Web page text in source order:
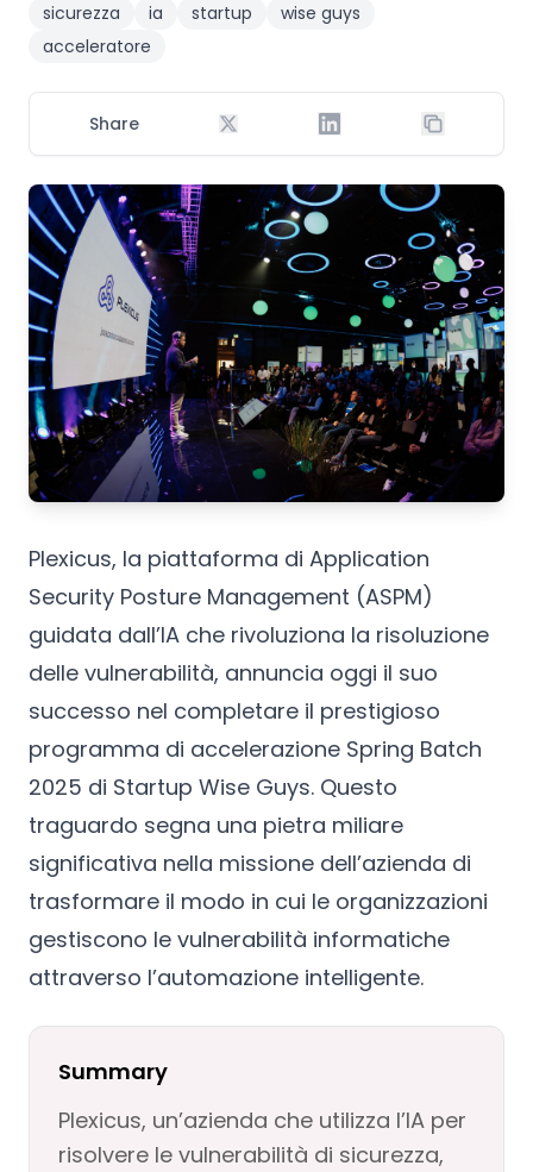
sicurezza ia startup
wise guys
acceleratore
Share
Plexicus, la piattaforma di Application
Security Posture Management (ASPM)
guidata dall’IA che rivoluziona la risoluzione
delle vulnerabilità, annuncia oggi il suo
successo nel completare il prestigioso
programma di accelerazione Spring Batch
2025 di Startup Wise Guys. Questo
traguardo segna una pietra miliare
significativa nella missione dell’azienda di
trasformare il modo in cui le organizzazioni
gestiscono le vulnerabilità informatiche
attraverso l’automazione intelligente.
Summary
Plexicus, un’azienda che utilizza l’IA per
risolvere le vulnerabilità di sicurezza,